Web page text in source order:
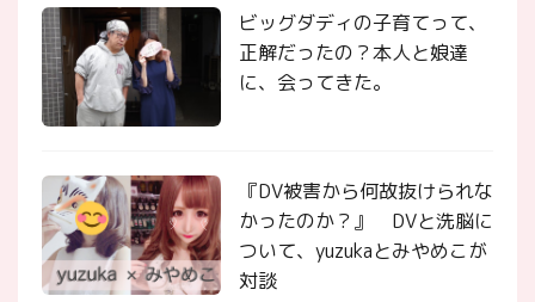
ビッグダディの子育てって、
正解だったの？本人と娘達
に、会ってきた。
『DV被害から何故抜けられな
かったのか？』 DVと洗脳に
ついて、yuzukaとみやめこが
対談